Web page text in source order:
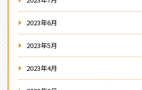
2023年6月
2023年5月
2023年4月